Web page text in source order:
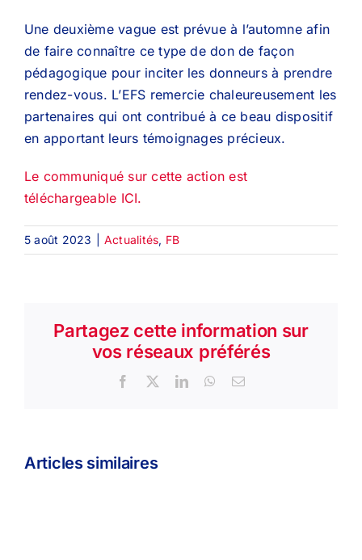
Une deuxième vague est prévue à l’automne afin
de faire connaître ce type de don de façon
pédagogique pour inciter les donneurs à prendre
rendez-vous. L’EFS remercie chaleureusement les
partenaires qui ont contribué à ce beau dispositif
en apportant leurs témoignages précieux.
Le communiqué sur cette action est
téléchargeable ICI.
5 août 2023 Actualités, FB
Partagez cette information sur
vos réseaux préférés
Facebook
X LinkedInWhatsApp
Email
Articles similaires